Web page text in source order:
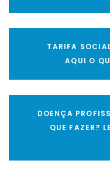
TARIFA
AQUI O
DOENÇA
QUE FAZER?